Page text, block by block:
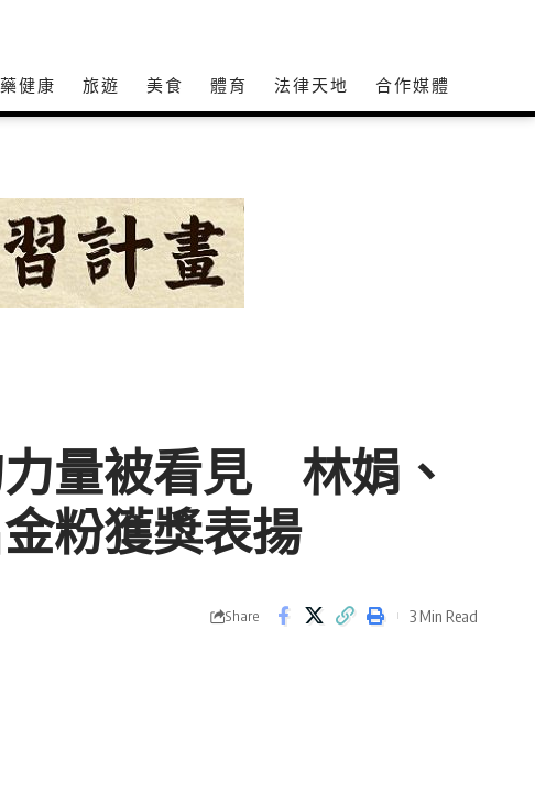
健康 旅遊 美食 體育 法律天地 合作媒體
量被看見 林娟、
粉獲獎表揚
Share 3 Min Read